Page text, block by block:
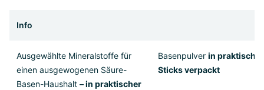
Info
Ausgewählte Mineralstoffe für
einen ausgewogenen Säure-
Basen-Haushalt – in praktischer
Basenpulver in
Sticks verpackt